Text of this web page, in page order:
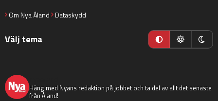
Om Nya Åland Dataskydd
Välj tema
Häng med Nyans redaktion på jobbet och ta del av allt det senaste
från Åland!